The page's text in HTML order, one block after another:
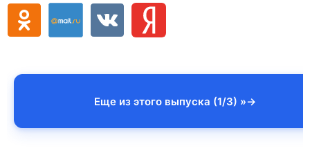
Еще из этого выпуска (1/3) »